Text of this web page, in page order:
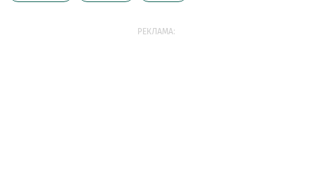
РЕКЛАМА: